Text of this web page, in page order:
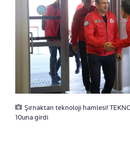
Şırnaktan teknoloji hamlesi!
10una girdi